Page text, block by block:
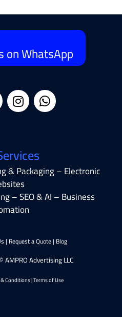
on WhatsApp
& Packaging – Electronic
– SEO & AI – Business
| Request a Quote| Blog
AMPRO Advertising LLC
Conditions|Terms of Use